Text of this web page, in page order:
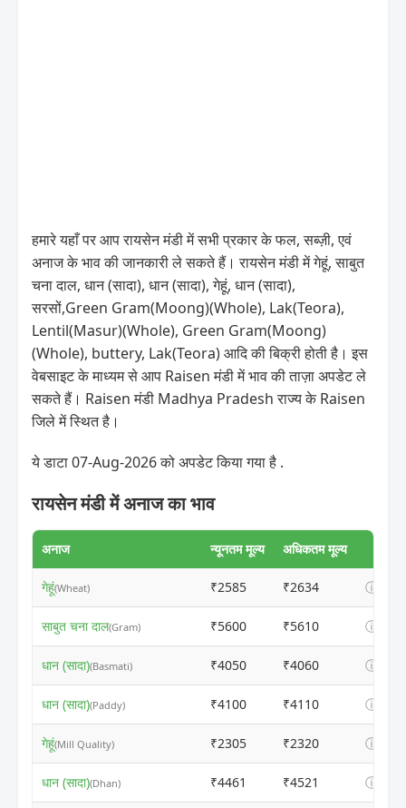
हमारे यहाँ पर आप रायसेन मंडी में सभी प्रकार के फल, सब्ज़ी, एवं
अनाज के भाव की जानकारी ले सकते हैं। रायसेन मंडी में गेहूं, साबुत
चना दाल, धान (सादा), धान (सादा), गेहूं, धान (सादा),
सरसों,Green Gram(Moong)(Whole), Lak(Teora),
Lentil(Masur)(Whole), Green Gram(Moong)
(Whole), buttery, Lak(Teora) आदि की बिक्री होती है। इस
वेबसाइट के माध्यम से आप Raisen मंडी में भाव की ताज़ा अपडेट ले
सकते हैं। Raisen मंडी Madhya Pradesh राज्य के Raisen
जिले में स्थित है।
ये डाटा 07-Aug-2026 को अपडेट किया गया है .
रायसेन मंडी में अनाज का भाव
अनाज न्यूनतम मूल्य अधिकतम मूल्य
गेहूं(Wheat) ₹2585 ₹2634 ⓘ
साबुत चना दाल(Gram) ₹5600 ₹5610 ⓘ
धान (सादा)(Basmati) ₹4050 ₹4060 ⓘ
धान (सादा)(Paddy) ₹4100 ₹4110 ⓘ
गेहूं(Mill Quality) ₹2305 ₹2320 ⓘ
धान (सादा)(Dhan) ₹4461 ₹4521 ⓘ